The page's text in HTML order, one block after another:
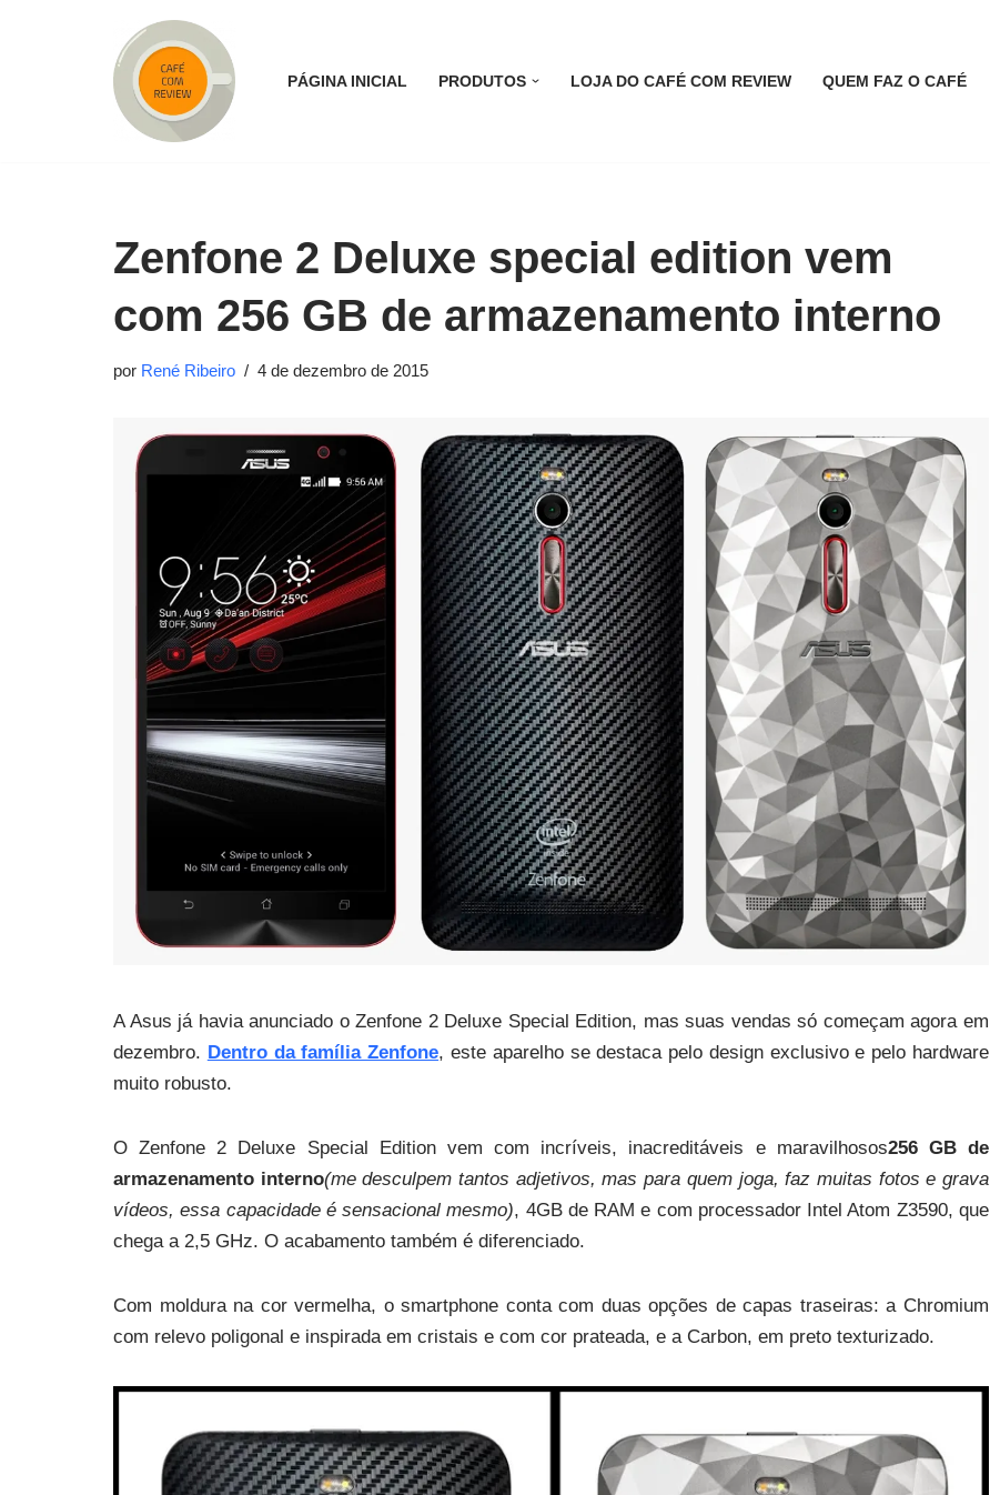
PÁGINA INICIAL PRODUTOS LOJA DO CAFÉ COM REVIEW QUEM FAZ O CAFÉ
Zenfone 2 Deluxe special edition vem
com 256 GB de armazenamento interno
por René Ribeiro 4 de dezembro de 2015
A Asus já havia anunciado o Zenfone 2 Deluxe Special Edition, mas suas vendas só começam agora em
dezembro. Dentro da família Zenfone, este aparelho se destaca pelo design exclusivo e pelo hardware
muito robusto.
O Zenfone 2 Deluxe Special Edition vem com incríveis, inacreditáveis e maravilhosos256 GB de
armazenamento interno(me desculpem tantos adjetivos, mas para quem joga, faz muitas fotos e grava
vídeos, essa capacidade é sensacional mesmo), 4GB de RAM e com processador Intel Atom Z3590, que
chega a 2,5 GHz. O acabamento também é diferenciado.
Com moldura na cor vermelha, o smartphone conta com duas opções de capas traseiras: a Chromium
com relevo poligonal e inspirada em cristais e com cor prateada, e a Carbon, em preto texturizado.